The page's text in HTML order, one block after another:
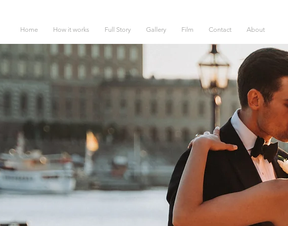
Home How it works Full Story Gallery Film Contact About